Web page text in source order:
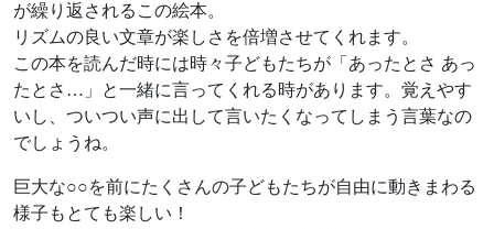
が繰り返されるこの絵本。
リズムの良い文章が楽しさを倍増させてくれます。
この本を読んだ時には時々子どもたちが「あったとさ あっ
たとさ…」と一緒に言ってくれる時があります。覚えやす
いし、ついつい声に出して言いたくなってしまう言葉なの
でしょうね。
巨大な○○を前にたくさんの子どもたちが自由に動きまわる
様子もとても楽しい！